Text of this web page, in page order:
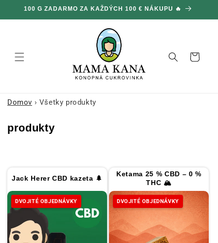
a prejsť
na obsah
DVOJNÁSOBNÉ OBJEDNÁVKY NA CELOM WEBE 🎁
Košík
Domov › Všetky produkty
K
k
c
i
:
produkty
Jack Herer CBD kazeta 🌲
DVOJITÉ OBJEDNÁVKY
Ketama 25 % CBD – 0 %
THC 🏔
DVOJITÉ OBJEDNÁVKY